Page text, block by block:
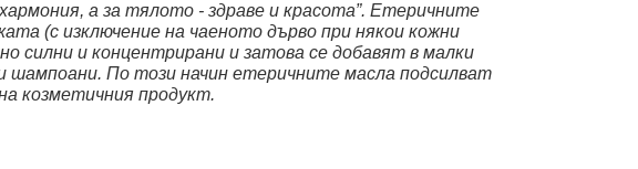
а за тялото - здраве и красота”. Етеричните
(с изключение на чаеното дърво при някои кожни
силни и концентрирани и затова се добавят в малки
шампоани. По този начин етеричните масла подсилват
козметичния продукт.